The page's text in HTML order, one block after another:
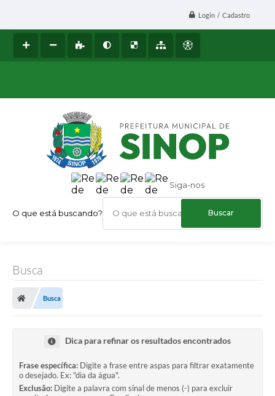
Login / Cadastro
Siga-nos
O que está buscando?
Busca
Busca
Dica para refinar os resultados encontrados
Frase específica: Digite a frase entre aspas para filtrar exatamente
o desejado. Ex: "dia da água".
Exclusão: Digite a palavra com sinal de menos (-) para excluir